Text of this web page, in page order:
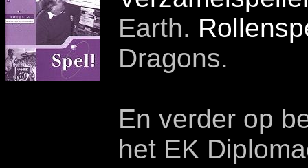
Earth.
Dragons.
En verder op
het EK